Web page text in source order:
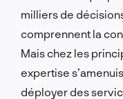
milliers de
comprennent la
Mais chez les
expertise
déployer des